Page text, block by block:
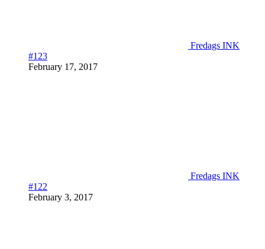
Fredags INK
#123
February 17, 2017
Fredags INK
#122
February 3, 2017